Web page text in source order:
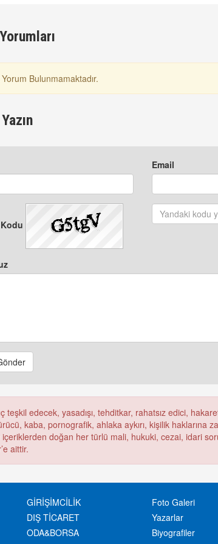
Bulunmamaktadır.
Email
teşkil edecek, yasadışı, tehditkar, rahatsız edici,
kaba, pornografik, ahlaka aykırı, kişilik haklarına
içeriklerden doğan her türlü mali, hukuki, cezai, idari
aittir.
GİRİŞİMCİLİK
DIŞ TİCARET
ODA&BORSA
Foto Galeri
Yazarlar
Biyografiler